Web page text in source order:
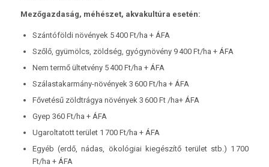
Mezőgazdaság, méhészet, akvakultúra esetén:
Szántóföldi növények 5 400 Ft/ha + ÁFA
Szőlő, gyümölcs, zöldség, gyógynövény 9 400 Ft/ha + ÁFA
Nem termő ültetvény 5 400 Ft/ha + ÁFA
Szálastakarmány-növények 3 600 Ft/ha + ÁFA
Fővetésű zöldtrágya növények 3 600 Ft /ha+ ÁFA
Gyep 360 Ft/ha + ÁFA
Ugaroltatott terület 1 700 Ft/ha + ÁFA
Egyéb (erdő, nádas, ökológiai kiegészítő terület stb.) 1 700
Ft/ha + ÁFA